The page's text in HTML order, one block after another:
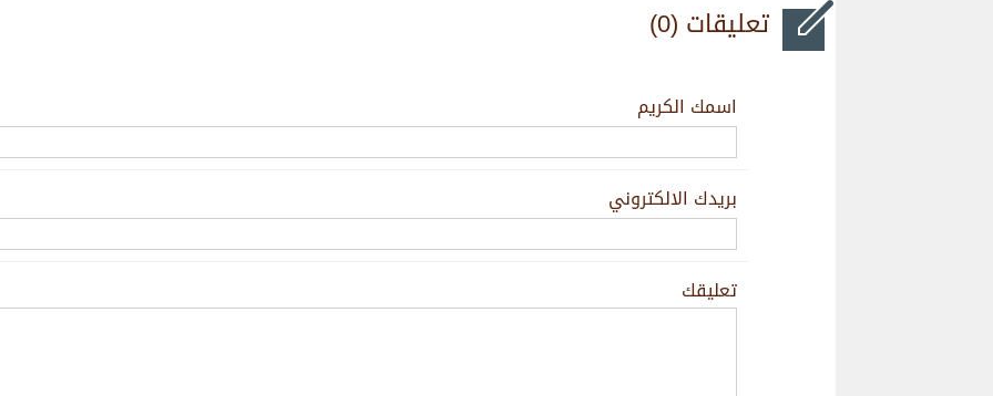
تعليقات (0)
اسمك الكريم
بريدك الالكتروني
تعليقك